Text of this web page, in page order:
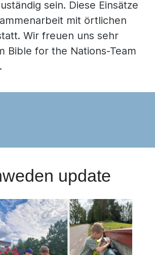
sein. Diese Einsätze
mit örtlichen
Wir freuen uns sehr
Bible for the Nations-Team
update